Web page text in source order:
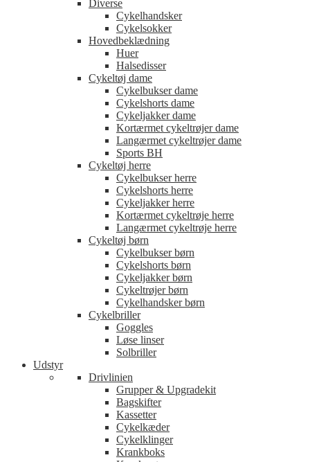
Diverse
Cykelhandsker
Cykelsokker
Hovedbeklædning
Huer
Halsedisser
Cykeltøj dame
Cykelbukser dame
Cykelshorts dame
Cykeljakker dame
Kortærmet cykeltrøjer dame
Langærmet cykeltrøjer dame
Sports BH
Cykeltøj herre
Cykelbukser herre
Cykelshorts herre
Cykeljakker herre
Kortærmet cykeltrøje herre
Langærmet cykeltrøje herre
Cykeltøj børn
Cykelbukser børn
Cykelshorts børn
Cykeljakker børn
Cykeltrøjer børn
Cykelhandsker børn
Cykelbriller
Goggles
Løse linser
Solbriller
Udstyr
Drivlinien
Grupper & Upgradekit
Bagskifter
Kassetter
Cykelkæder
Cykelklinger
Krankboks